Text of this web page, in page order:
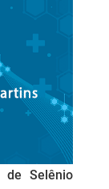
de Selênio